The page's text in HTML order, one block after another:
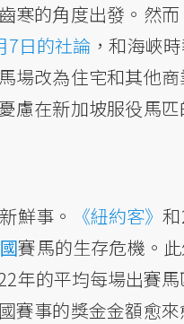
寒的角度出發。然
7日的社論 ，和海峽
場改為住宅和其他
慮在新加坡服役馬
鮮事。 《紐約客》
賽馬的生存危機。此
年的平均每場出賽
賽事的獎金金額愈